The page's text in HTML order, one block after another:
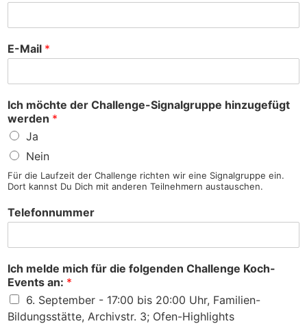
E-Mail *
Ich möchte der Challenge-Signalgruppe hinzugefügt
werden *
Ja
Nein
Für die Laufzeit der Challenge richten wir eine Signalgruppe ein.
Dort kannst Du Dich mit anderen Teilnehmern austauschen.
Telefonnummer
Ich melde mich für die folgenden Challenge Koch-
Events an: *
6. September - 17:00 bis 20:00 Uhr, Familien-
Bildungsstätte, Archivstr. 3; Ofen-Highlights